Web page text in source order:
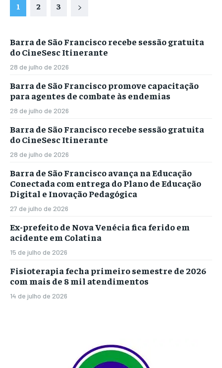
1 2 3
Barra de São Francisco recebe sessão gratuita
do CineSesc Itinerante
28 de julho de 2026
Barra de São Francisco promove capacitação
para agentes de combate às endemias
28 de julho de 2026
Barra de São Francisco recebe sessão gratuita
do CineSesc Itinerante
28 de julho de 2026
Barra de São Francisco avança na Educação
Conectada com entrega do Plano de Educação
Digital e Inovação Pedagógica
27 de julho de 2026
Ex-prefeito de Nova Venécia fica ferido em
acidente em Colatina
15 de julho de 2026
Fisioterapia fecha primeiro semestre de 2026
com mais de 8 mil atendimentos
14 de julho de 2026